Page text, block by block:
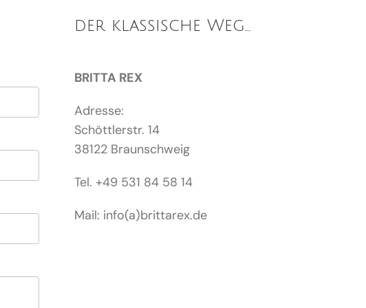
der klassische Weg…
BRITTA REX
Adresse:
Schöttlerstr. 14
38122 Braunschweig
Tel. +49 531 84 58 14
Mail: info(a)brittarex.de